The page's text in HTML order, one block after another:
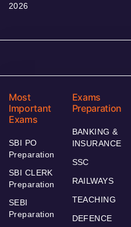
2026
Most
Important
Exams
SBI PO
Preparation
SBI CLERK
Preparation
SEBI
Preparation
Exams
Preparation
BANKING &
INSURANCE
SSC
RAILWAYS
TEACHING
DEFENCE